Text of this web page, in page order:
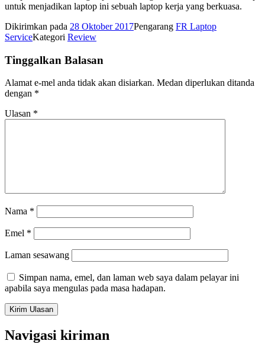
untuk menjadikan laptop ini sebuah laptop kerja yang berkuasa.
Dikirimkan pada 28 Oktober 2017Pengarang FR Laptop
ServiceKategori Review
Tinggalkan Balasan
Alamat e-mel anda tidak akan disiarkan. Medan diperlukan ditanda
dengan *
Ulasan *
Nama *
Emel *
Laman sesawang
Simpan nama, emel, dan laman web saya dalam pelayar ini
apabila saya mengulas pada masa hadapan.
Navigasi kiriman